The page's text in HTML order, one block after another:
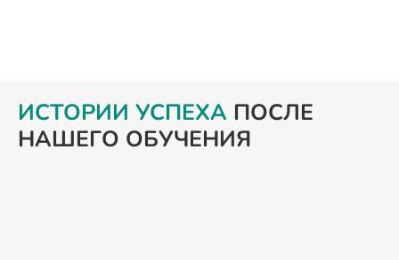
ИСТОРИИ УСПЕХА ПОСЛЕ
НАШЕГО ОБУЧЕНИЯ